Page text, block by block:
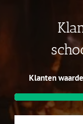
Klanten